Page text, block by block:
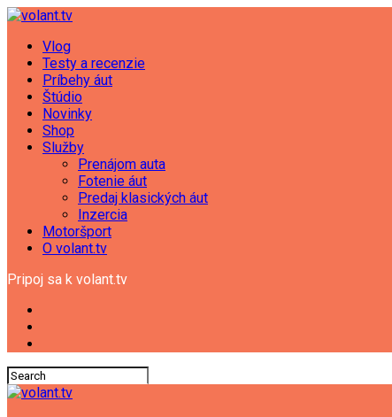
Vlog
Testy a recenzie
Príbehy áut
Štúdio
Novinky
Shop
Služby
Prenájom auta
Fotenie áut
Predaj klasických áut
Inzercia
Motoršport
O volant.tv
Pripoj sa k volant.tv